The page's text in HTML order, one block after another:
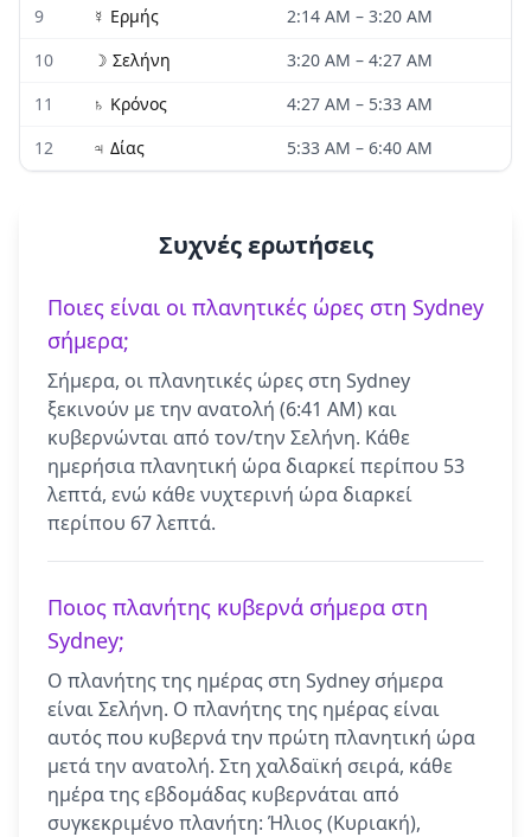
9 ☿ Ερμής 2:14 AM – 3:20 AM
10
☽ Σελήνη 3:20 AM – 4:27 AM
11
♄ Κρόνος 4:27 AM – 5:33 AM
12
♃ Δίας 5:33 AM – 6:40 AM
Συχνές ερωτήσεις
Ποιες είναι οι πλανητικές ώρες στη Sydney
σήμερα;
Σήμερα, οι πλανητικές ώρες στη Sydney
ξεκινούν με την ανατολή (6:41 AM) και
κυβερνώνται από τον/την Σελήνη. Κάθε
ημερήσια πλανητική ώρα διαρκεί περίπου 53
λεπτά, ενώ κάθε νυχτερινή ώρα διαρκεί
περίπου 67 λεπτά.
Ποιος πλανήτης κυβερνά σήμερα στη
Sydney;
Ο πλανήτης της ημέρας στη Sydney σήμερα
είναι Σελήνη. Ο πλανήτης της ημέρας είναι
αυτός που κυβερνά την πρώτη πλανητική ώρα
μετά την ανατολή. Στη χαλδαϊκή σειρά, κάθε
ημέρα της εβδομάδας κυβερνάται από
συγκεκριμένο πλανήτη: Ήλιος (Κυριακή),